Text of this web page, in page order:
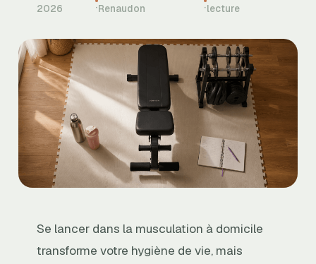
2026
·Renaudon
·lecture
Se lancer dans la musculation à domicile
transforme votre hygiène de vie, mais